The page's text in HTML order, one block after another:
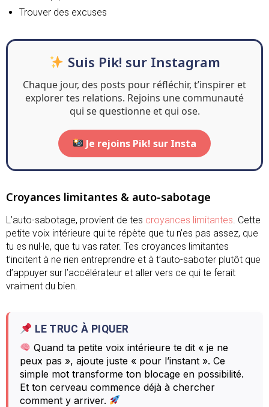
Trouver des excuses
Suis Pik! sur Instagram
Chaque jour, des posts pour réfléchir, t’inspirer et
explorer tes relations. Rejoins une communauté
qui se questionne et qui ose.
Je rejoins Pik! sur Insta
Croyances limitantes & auto-sabotage
L’auto-sabotage, provient de tes croyances limitantes . Cette
petite voix intérieure qui te répète que tu n’es pas assez, que
tu es nul·le, que tu vas rater. Tes croyances limitantes
t’incitent à ne rien entreprendre et à t’auto-saboter plutôt que
d’appuyer sur l’accélérateur et aller vers ce qui te ferait
vraiment du bien.
LE TRUC À PIQUER
Quand ta petite voix intérieure te dit « je ne
peux pas », ajoute juste « pour l’instant ». Ce
simple mot transforme ton blocage en possibilité.
Et ton cerveau commence déjà à chercher
comment y arriver.